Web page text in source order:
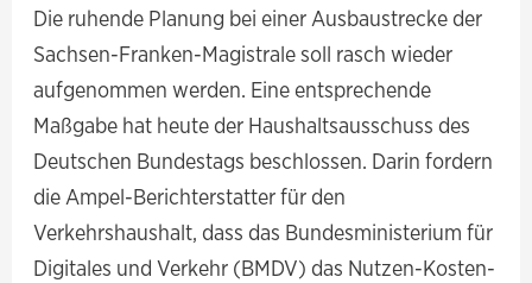
Die ruhende Planung bei einer Ausbaustrecke der
Sachsen-Franken-Magistrale soll rasch wieder
aufgenommen werden. Eine entsprechende
Maßgabe hat heute der Haushaltsausschuss des
Deutschen Bundestags beschlossen. Darin fordern
die Ampel-Berichterstatter für den
Verkehrshaushalt, dass das Bundesministerium für
Digitales und Verkehr (BMDV) das Nutzen-Kosten-